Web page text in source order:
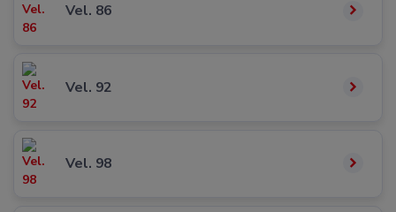
Vel. 86
Vel. 92
Vel. 98